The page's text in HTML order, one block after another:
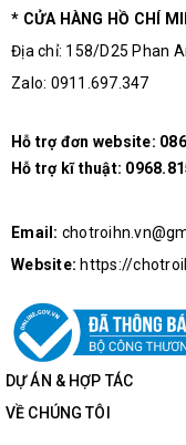
Tp Hà Nội.
✔ Hỗ trợ đơn website:
Email:
#thietbidientu
#thiebidientu #linhkien
* CỬA HÀNG HỒ CHÍ
Địa chỉ: 158/D25 Phan
Zalo: 0911.697.347
Hỗ trợ đơn website:
Hỗ trợ kĩ thuật:
Email:
Website: https://
DỰ ÁN & HỢP TÁC
VỀ CHÚNG TÔI